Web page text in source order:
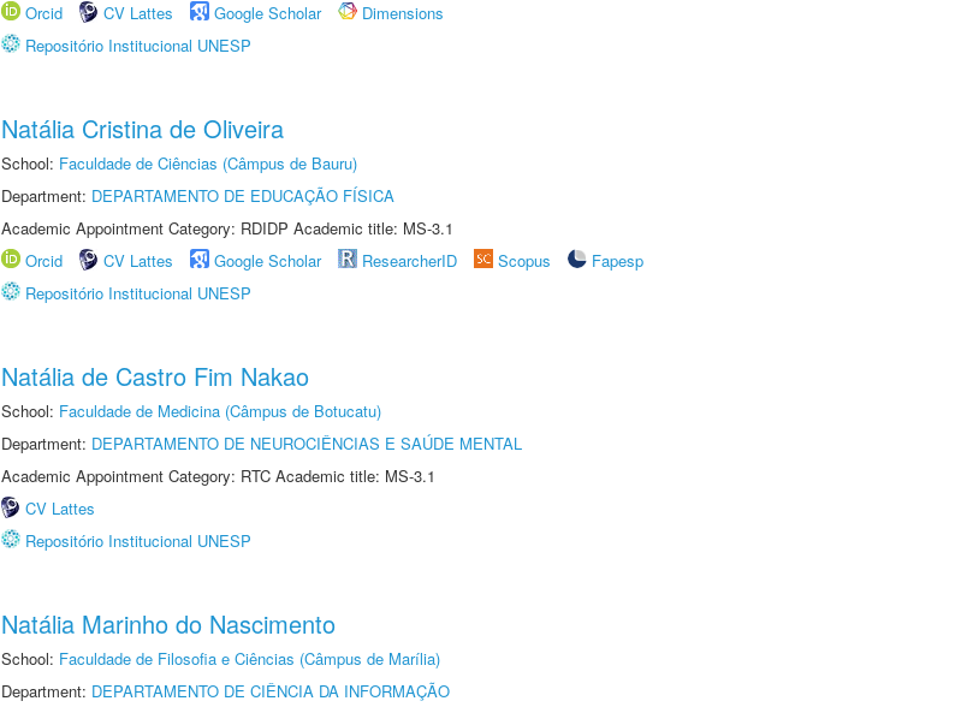
Orcid
CV Lattes Google Scholar
Dimensions
Repositório Institucional UNESP
Natália Cristina de Oliveira
School: Faculdade de Ciências (Câmpus de Bauru)
Department: DEPARTAMENTO DE EDUCAÇÃO FÍSICA
Academic Appointment Category: RDIDP Academic title: MS-3.1
Orcid
CV Lattes Google Scholar ResearcherID Scopus
Fapesp
Repositório Institucional UNESP
Natália de Castro Fim Nakao
School: Faculdade de Medicina (Câmpus de Botucatu)
Department: DEPARTAMENTO DE NEUROCIÊNCIAS E SAÚDE MENTAL
Academic Appointment Category: RTC Academic title: MS-3.1
CV Lattes
Repositório Institucional UNESP
Natália Marinho do Nascimento
School: Faculdade de Filosofia e Ciências (Câmpus de Marília)
Department: DEPARTAMENTO DE CIÊNCIA DA INFORMAÇÃO